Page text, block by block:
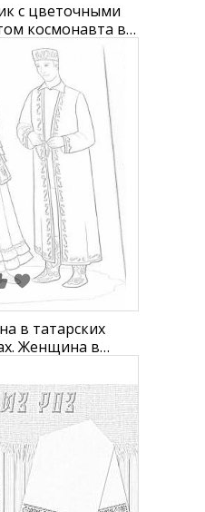
с цветочными
космонавта в
кружевной
в нижней части.
в татарских
Женщина в
длинном халате,